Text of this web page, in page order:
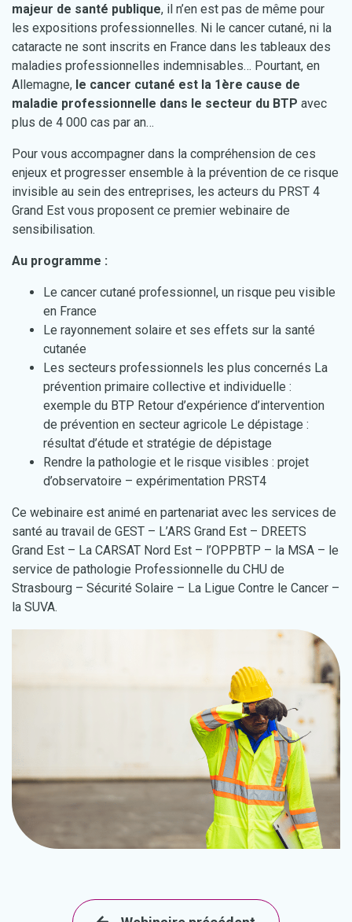
majeur de santé publique, il n’en est pas de même pour
les expositions professionnelles. Ni le cancer cutané, ni la
cataracte ne sont inscrits en France dans les tableaux des
maladies professionnelles indemnisables… Pourtant, en
Allemagne, le cancer cutané est la 1ère cause de
maladie professionnelle dans le secteur du BTP avec
plus de 4 000 cas par an…
Pour vous accompagner dans la compréhension de ces
enjeux et progresser ensemble à la prévention de ce risque
invisible au sein des entreprises, les acteurs du PRST 4
Grand Est vous proposent ce premier webinaire de
sensibilisation.
Au programme :
Le cancer cutané professionnel, un risque peu visible
en France
Le rayonnement solaire et ses effets sur la santé
cutanée
Les secteurs professionnels les plus concernés La
prévention primaire collective et individuelle :
exemple du BTP Retour d’expérience d’intervention
de prévention en secteur agricole Le dépistage :
résultat d’étude et stratégie de dépistage
Rendre la pathologie et le risque visibles : projet
d’observatoire – expérimentation PRST4
Ce webinaire est animé en partenariat avec les services de
santé au travail de GEST – L’ARS Grand Est – DREETS
Grand Est – La CARSAT Nord Est – l’OPPBTP – la MSA – le
service de pathologie Professionnelle du CHU de
Strasbourg – Sécurité Solaire – La Ligue Contre le Cancer –
la SUVA.